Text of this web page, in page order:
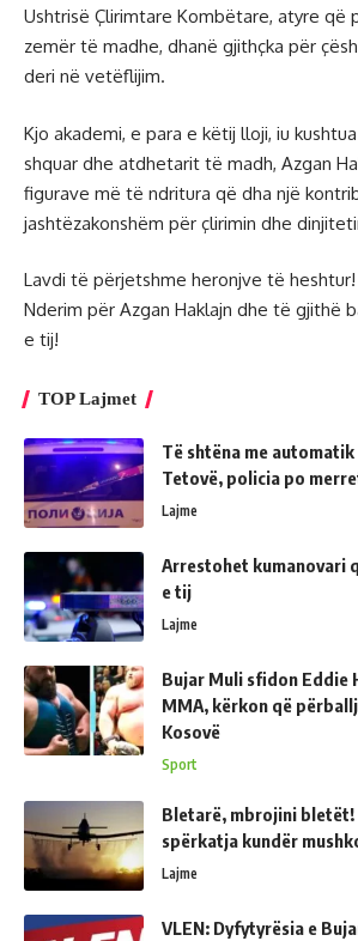
Ushtrisë Çlirimtare Kombëtare, atyre që
zemër të madhe, dhanë gjithçka për
deri në vetëflijim.
Kjo akademi, e para e këtij lloji, iu
shquar dhe atdhetarit të madh, Azgan
figurave më të ndritura që dha një
jashtëzakonshëm për çlirimin dhe
Lavdi të përjetshme heronjve të heshtur!
Nderim për Azgan Haklajn dhe të gjithë
e tij!
TOP Lajmet
Të shtëna me
Tetovë, policia po
Lajme
Arrestohet kumanovari
e tij
Lajme
Bujar Muli sfidon Eddie
MMA, kërkon që
Kosovë
Sport
Bletarë, mbrojini bletët!
spërkatja kundër
Lajme
VLEN: Dyfytyrësia e